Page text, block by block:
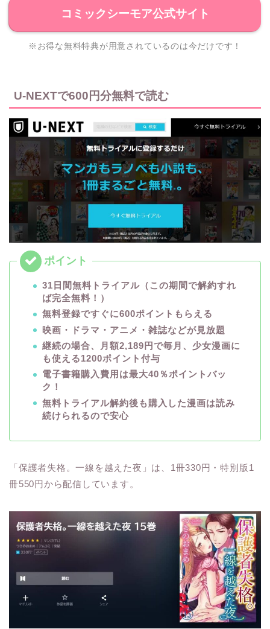
コミックシーモア公式サイト
※お得な無料特典が用意されているのは今だけです！
U-NEXTで600円分無料で読む
31日間無料トライアル（この期間で解約すれ
ば完全無料！）
無料登録ですぐに600ポイントもらえる
映画・ドラマ・アニメ・雑誌などが見放題
継続の場合、月額2,189円で毎月、少女漫画に
も使える1200ポイント付与
電子書籍購入費用は最大40％ポイントバッ
ク！
無料トライアル解約後も購入した漫画は読み
続けられるので安心
「保護者失格。一線を越えた夜」は、1冊330円・特別版1
冊550円から配信しています。